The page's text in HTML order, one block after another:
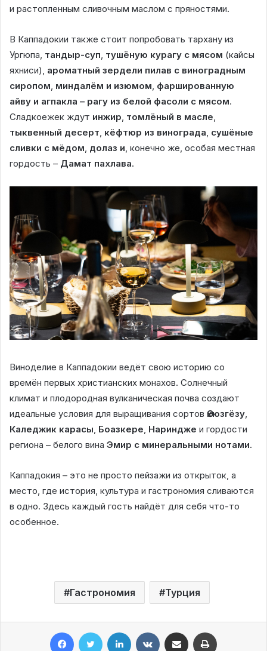
и растопленным сливочным маслом с пряностями.
В Каппадокии также стоит попробовать тархану из
Ургюпа, тандыр-суп, тушёную курагу с мясом (кайсы
яхниси), ароматный зердели пилав с виноградным
сиропом, миндалём и изюмом, фаршированную
айву и агпакла – рагу из белой фасоли с мясом.
Сладкоежек ждут инжир, томлёный в масле,
тыквенный десерт, кёфтюр из винограда, сушёные
сливки с мёдом, долаз и, конечно же, особая местная
гордость – Дамат пахлава.
Виноделие в Каппадокии ведёт свою историю со
времён первых христианских монахов. Солнечный
климат и плодородная вулканическая почва создают
идеальные условия для выращивания сортов Өкюзгёзу,
Каледжик карасы, Боазкере, Нариндже и гордости
региона – белого вина Эмир с минеральными нотами.
Каппадокия – это не просто пейзажи из открыток, а
место, где история, культура и гастрономия сливаются
в одно. Здесь каждый гость найдёт для себя что-то
особенное.
Гастрономия Турция